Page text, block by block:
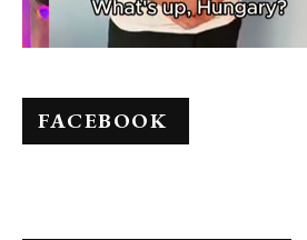
FACEBOOK